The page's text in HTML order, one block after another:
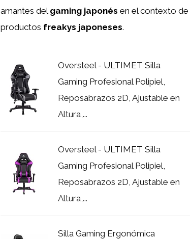
amantes del gaming japonés en el contexto de
productos freakys japoneses.
Oversteel - ULTIMET Silla
Gaming Profesional Polipiel,
Reposabrazos 2D, Ajustable en
Altura,...
Oversteel - ULTIMET Silla
Gaming Profesional Polipiel,
Reposabrazos 2D, Ajustable en
Altura,...
Silla Gaming Ergonómica